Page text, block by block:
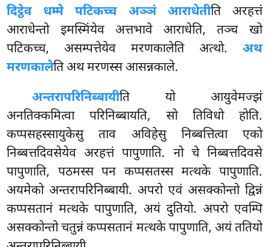
दिट्ठेव धम्मे पटिकच्च अञ्ञं आराधेतीति अरहत्तं
आराधेन्तो इमस्मिंयेव अत्तभावे आराधेति, तञ्च खो
पटिकच्च, असम्पत्तेयेव मरणकालेति अत्थो. अथ
मरणकालेति अथ मरणस्स आसन्नकाले.
अन्तरापरिनिब्बायीति यो आयुवेमज्झं
अनतिक्कमित्वा परिनिब्बायति, सो तिविधो होति.
कप्पसहस्सायुकेसु ताव अविहेसु निब्बत्तित्वा एको
निब्बत्तदिवसेयेव अरहत्तं पापुणाति. नो चे निब्बत्तदिवसे
पापुणाति, पठमस्स पन कप्पसतस्स मत्थके पापुणाति.
अयमेको अन्तरापरिनिब्बायी. अपरो एवं असक्कोन्तो द्विन्नं
कप्पसतानं मत्थके पापुणाति, अयं दुतियो. अपरो एवम्पि
असक्कोन्तो चतुन्नं कप्पसतानं मत्थके पापुणाति, अयं ततियो